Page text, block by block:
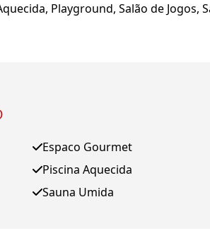
Playground, Salão de Jogos,
Espaco Gourmet
Piscina Aquecida
Sauna Umida